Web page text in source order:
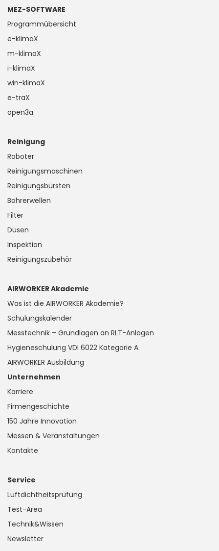
MEZ-SOFTWARE
Programmübersicht
e-klimaX
m-klimaX
i-klimaX
win-klimaX
e-traX
open3a
Reinigung
Roboter
Reinigungsmaschinen
Reinigungsbürsten
Bohrerwellen
Filter
Düsen
Inspektion
Reinigungszubehör
AIRWORKER Akademie
Was ist die AIRWORKER Akademie?
Schulungskalender
Messtechnik – Grundlagen an RLT-Anlagen
Hygieneschulung VDI 6022 Kategorie A
AIRWORKER Ausbildung
Unternehmen
Karriere
Firmengeschichte
150 Jahre Innovation
Messen & Veranstaltungen
Kontakte
Service
Luftdichtheitsprüfung
Test-Area
Technik&Wissen
Newsletter